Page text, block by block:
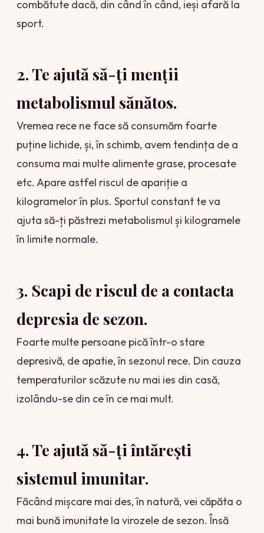
combătute dacă, din când în când, ieși afară la
sport.
2. Te ajută să-ți menții
metabolismul sănătos.
Vremea rece ne face să consumăm foarte
puține lichide, și, în schimb, avem tendința de a
consuma mai multe alimente grase, procesate
etc. Apare astfel riscul de apariție a
kilogramelor în plus. Sportul constant te va
ajuta să-ți păstrezi metabolismul și kilogramele
în limite normale.
3. Scapi de riscul de a contacta
depresia de sezon.
Foarte multe persoane pică într-o stare
depresivă, de apatie, în sezonul rece. Din cauza
temperaturilor scăzute nu mai ies din casă,
izolându-se din ce în ce mai mult.
4. Te ajută să-ți întărești
sistemul imunitar.
Făcând mișcare mai des, în natură, vei căpăta o
mai bună imunitate la virozele de sezon. Însă